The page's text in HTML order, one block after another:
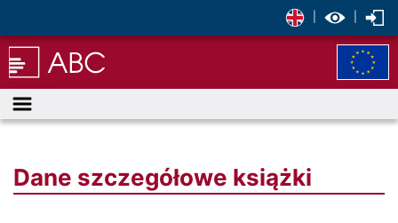
Menu
Dane szczegółowe książki